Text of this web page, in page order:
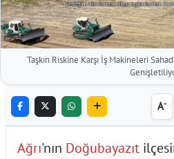
Taşkın Riskine Karşı İş Makineleri
A-
Ağrı'nın Doğubayazıt